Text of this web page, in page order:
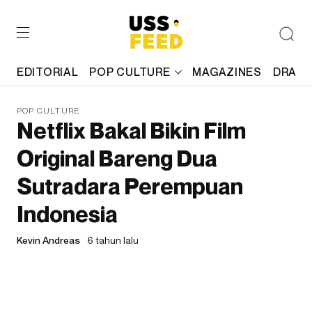
EDITORIAL POP CULTURE MAGAZINES
POP CULTURE
Netflix Bakal Bikin Film
Original Bareng Dua
Sutradara Perempuan
Indonesia
Kevin Andreas 6 tahun lalu